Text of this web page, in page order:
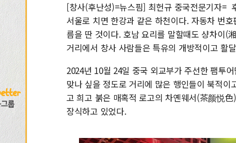
[창사(후난성)=뉴스핌] 최헌규 중국전문기자=
서울로 치면 한강과 같은 하천이다. 자동차 번
름을 딴 것이다. 호남 요리를 말할때도 샹차이(
거리에서 창사 사람들은 특유의 개방적이고 활
2024년 10월 24일 중국 외교부가 주선한 팸투
맞나 싶을 정도로 거리에 많은 행인들이 북적
고 희고 붉은 매혹적 로고의 차옌웨서(茶颜悦
장식하고 있었다.